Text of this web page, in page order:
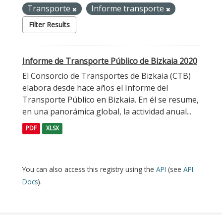
Transporte
Informe transporte
Filter Results
Informe de Transporte Público de Bizkaia 2020
El Consorcio de Transportes de Bizkaia (CTB)
elabora desde hace años el Informe del
Transporte Público en Bizkaia. En él se resume,
en una panorámica global, la actividad anual...
PDF XLSX
You can also access this registry using the API (see API
Docs).